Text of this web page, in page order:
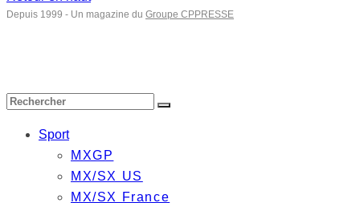
Depuis 1999 - Un magazine du Groupe CPPRESSE
Sport
MXGP
MX/SX US
MX/SX France